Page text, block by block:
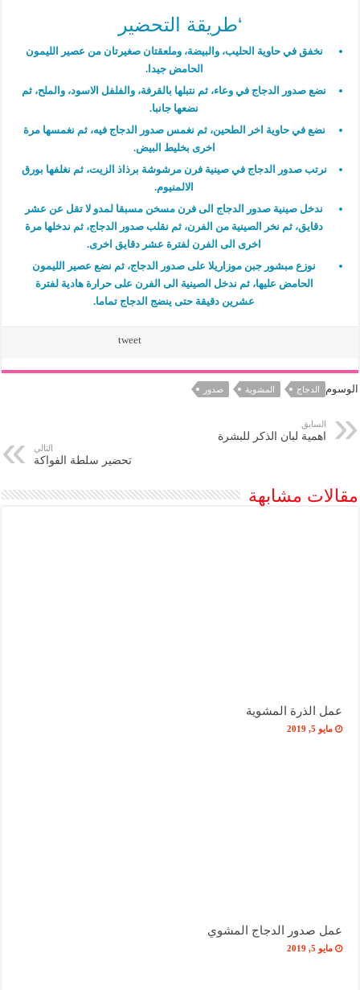
‘طريقة التحضير
نخفق في حاوية الحليب، والبيضة، وملعقتان صغيرتان من عصير الليمون
الحامض جيدا.
نضع صدور الدجاج في وعاء، ثم نتبلها بالقرفة، والفلفل الاسود، والملح، ثم
نضعها جانبا.
نضع في حاوية اخر الطحين، ثم نغمس صدور الدجاج فيه، ثم نغمسها مرة
اخرى بخليط البيض.
نرتب صدور الدجاج في صينية فرن مرشوشة برذاذ الزيت، ثم نغلفها بورق
الالمنيوم.
ندخل صينية صدور الدجاج الى فرن مسخن مسبقا لمدو لا تقل عن عشر
دقايق، ثم نخر الصينية من الفرن، ثم نقلب صدور الدجاج، ثم ندخلها مرة
اخرى الى الفرن لفترة عشر دقايق اخرى.
نوزع مبشور جبن موزاريلا على صدور الدجاج، ثم نضع عصير الليمون
الحامض عليها، ثم ندخل الصينية الى الفرن على حرارة هادية لفترة
عشرين دقيقة حتى ينضج الدجاج تماما.
tweet
الوسوم الدجاج المشوية صدور
السابق
اهمية لبان الذكر للبشرة
التالي
تحضير سلطة الفواكة
مقالات مشابهة
عمل الذرة المشوية
مايو 5, 2019
عمل صدور الدجاج المشوي
مايو 5, 2019